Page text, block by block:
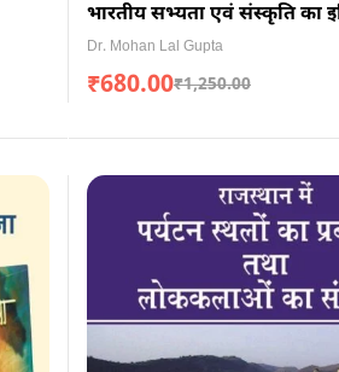
भारतीय सभ्यता एवं संस्कृति का
Dr. Mohan Lal Gupta
₹1,250.00
₹680.00